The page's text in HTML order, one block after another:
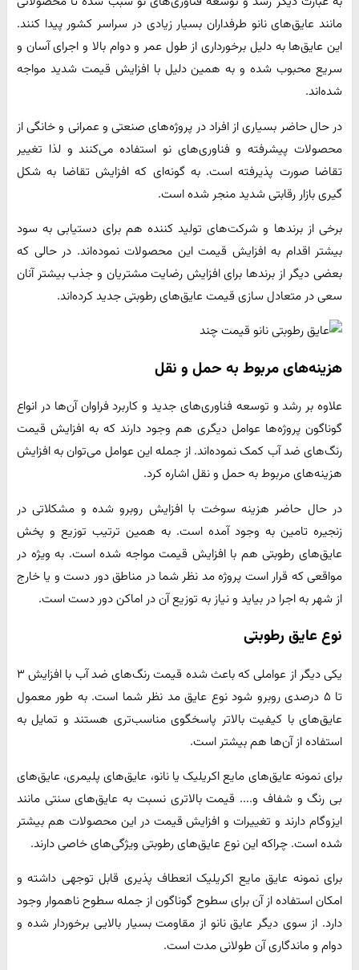
مانند عایق‌های نانو طرفداران بسیار زیادی در سراسر کشور پیدا کنند.
این عایق‌ها به دلیل برخورداری از طول عمر و دوام بالا و اجرای آسان و
سریع محبوب شده‌ و به همین دلیل با افزایش قیمت شدید مواجه
شده‌اند.
در حال حاضر بسیاری از افراد در پروژه‌های صنعتی و عمرانی و خانگی از
محصولات پیشرفته و فناوری‌های نو استفاده می‌کنند و لذا تغییر
تقاضا صورت پذیرفته است. به گونه‌ای که افزایش تقاضا به شکل
گیری بازار رقابتی شدید منجر شده است.
برخی از برندها و شرکت‌های تولید کننده هم برای دستیابی به سود
بیشتر اقدام به افزایش قیمت این محصولات نموده‌اند. در حالی که
بعضی دیگر از برندها برای افزایش رضایت مشتریان و جذب بیشتر آنان
سعی در متعادل سازی قیمت عایق‌های رطوبتی جدید کرده‌اند.
هزینه‌های مربوط به حمل و نقل
علاوه بر رشد و توسعه فناوری‌های جدید و کاربرد فراوان آن‌ها در انواع
گوناگون پروژه‌ها عوامل دیگری هم وجود دارند که به افزایش قیمت
رنگ‌های ضد آب کمک نموده‌اند. از جمله این عوامل می‌توان به افزایش
هزینه‌های مربوط به حمل و نقل اشاره کرد.
در حال حاضر هزینه سوخت با افزایش روبرو شده و مشکلاتی در
زنجیره تامین به وجود آمده است. به همین ترتیب توزیع و پخش
عایق‌های رطوبتی هم با افزایش قیمت مواجه شده است. به ویژه در
مواقعی که قرار است پروژه مد نظر شما در مناطق دور دست و یا خارج
از شهر به اجرا در بیاید و نیاز به توزیع آن در اماکن دور دست است.
نوع عایق رطوبتی
یکی دیگر از عواملی که باعث شده قیمت رنگ‌های ضد آب با افزایش ۳
تا ۵ درصدی روبرو شود نوع عایق مد نظر شما است. به طور معمول
عایق‌های با کیفیت بالاتر پاسخگوی مناسب‌تری هستند و تمایل به
استفاده از آن‌ها هم بیشتر است.
برای نمونه عایق‌های مایع اکریلیک یا نانو، عایق‌های پلیمری، عایق‌های
بی رنگ و شفاف و.... قیمت بالاتری نسبت به عایق‌های سنتی مانند
ایزوگام دارند و تغییرات و افزایش قیمت در این محصولات هم بیشتر
شده است. چراکه این نوع عایق‌های رطوبتی ویژگی‌های خاصی دارند.
برای نمونه عایق مایع اکریلیک انعطاف پذیری قابل توجهی داشته و
امکان استفاده از آن برای سطوح گوناگون از جمله سطوح ناهموار وجود
دارد. از سوی دیگر عایق نانو از مقاومت بسیار بالایی برخوردار شده و
دوام و ماندگاری آن طولانی مدت است.